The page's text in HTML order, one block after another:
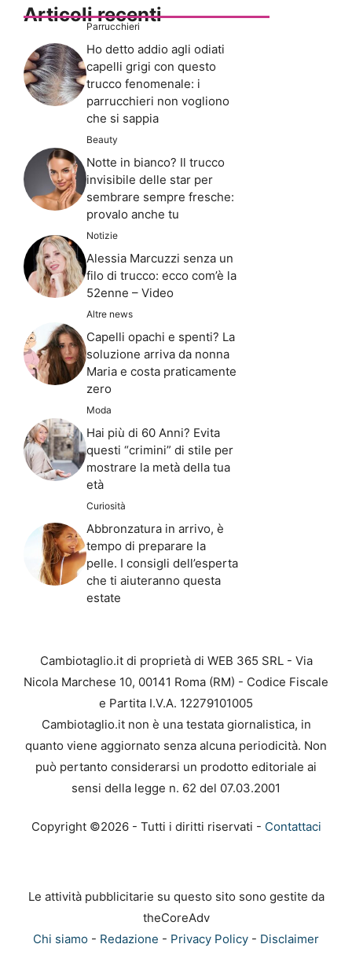
Articoli recenti
Parrucchieri
Ho detto addio agli odiati
capelli grigi con questo
trucco fenomenale: i
parrucchieri non vogliono
che si sappia
Beauty
Notte in bianco? Il trucco
invisibile delle star per
sembrare sempre fresche:
provalo anche tu
Notizie
Alessia Marcuzzi senza un
filo di trucco: ecco com’è la
52enne – Video
Altre news
Capelli opachi e spenti? La
soluzione arriva da nonna
Maria e costa praticamente
zero
Moda
Hai più di 60 Anni? Evita
questi “crimini” di stile per
mostrare la metà della tua
età
Curiosità
Abbronzatura in arrivo, è
tempo di preparare la
pelle. I consigli dell’esperta
che ti aiuteranno questa
estate
Cambiotaglio.it di proprietà di WEB 365 SRL - Via
Nicola Marchese 10, 00141 Roma (RM) - Codice Fiscale
e Partita I.V.A. 12279101005
Cambiotaglio.it non è una testata giornalistica, in
quanto viene aggiornato senza alcuna periodicità. Non
può pertanto considerarsi un prodotto editoriale ai
sensi della legge n. 62 del 07.03.2001
Copyright ©2026 - Tutti i diritti riservati - Contattaci
Le attività pubblicitarie su questo sito sono gestite da
theCoreAdv
Chi siamo - Redazione - Privacy Policy - Disclaimer